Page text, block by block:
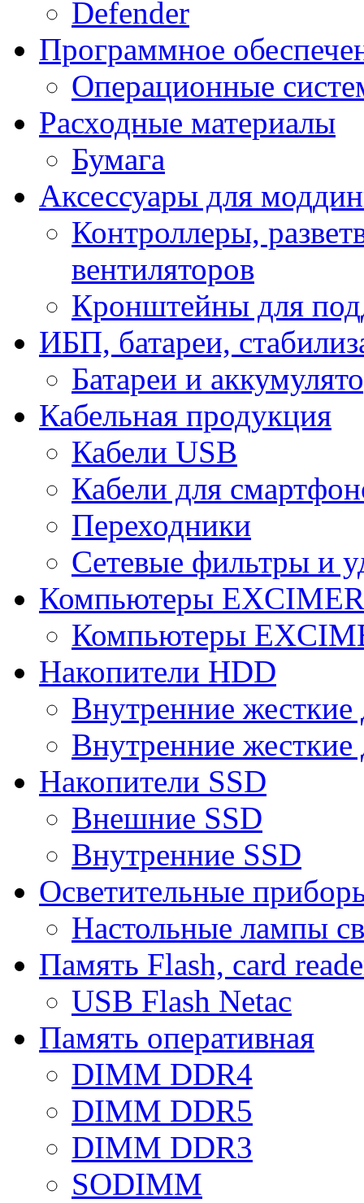
Defender
Программное
Операционные
Расходные материалы
Бумага
Аксессуары для
Контроллеры,
вентиляторов
Кронштейны для
ИБП, батареи,
Батареи и
Кабельная продукция
Кабели USB
Кабели для
Переходники
Сетевые фильтры и
Компьютеры
Компьютеры
Накопители HDD
Внутренние
Внутренние
Накопители SSD
Внешние SSD
Внутренние SSD
Осветительные
Настольные лампы
Память Flash, card
USB Flash Netac
Память оперативная
DIMM DDR4
DIMM DDR5
DIMM DDR3
SODIMM